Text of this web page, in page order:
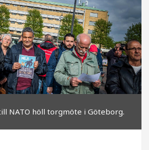
NATO höll torgmöte i Göteborg.